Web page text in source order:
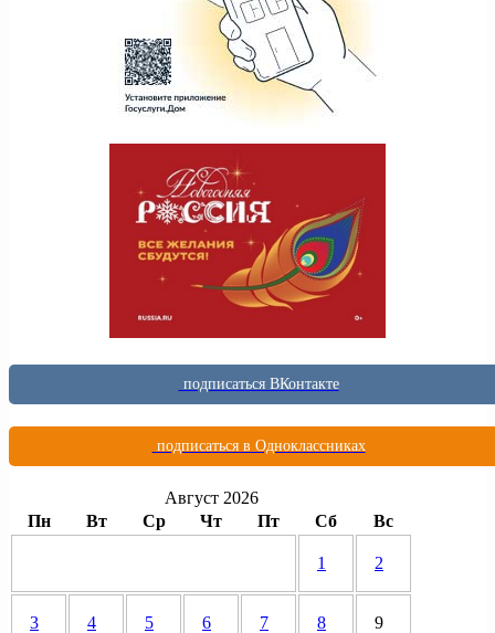
подписаться ВКонтакте
подписаться в Одноклассниках
Август 2026
Пн
Вт Ср Чт Пт Сб Вс
1 2
3 4 5 6 7 8 9